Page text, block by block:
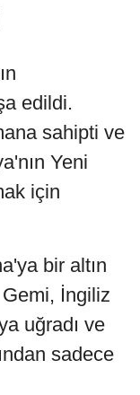
edildi.
sahipti ve
Yeni
için
bir altın
İngiliz
uğradı ve
sadece